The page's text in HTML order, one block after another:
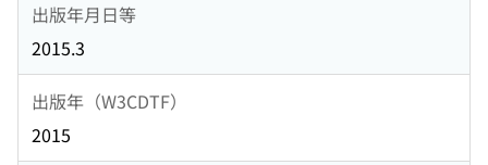
出版年月日等
2015.3
出版年（W3CDTF）
2015